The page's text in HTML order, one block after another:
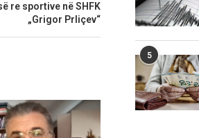
re sportive në SHFK
„Grigor Prliçev“
5